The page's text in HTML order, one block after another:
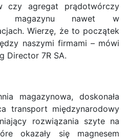
czy agregat prądotwórczy
magazynu nawet w
Wierzę, że to początek
naszymi firmami – mówi
Director 7R SA.
magazynowa, doskonała
transport międzynarodowy
rozwiązania szyte na
okazały się magnesem